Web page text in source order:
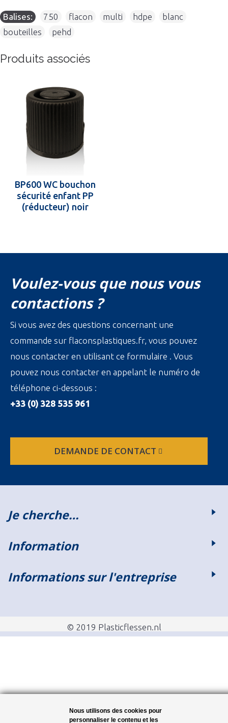
Balises: 750 flacon multi hdpe blanc
bouteilles
pehd
Produits associés
BP600 WC bouchon
sécurité enfant PP
(réducteur) noir
Voulez-vous que nous vous
contactions ?
Si vous avez des questions concernant une
commande sur flaconsplastiques.fr, vous pouvez
nous contacter en utilisant ce formulaire . Vous
pouvez nous contacter en appelant le numéro de
téléphone ci-dessous :
+33 (0) 328 535 961
DEMANDE DE CONTACT
Je cherche…
Information
Informations sur l'entreprise
© 2019 Plasticflessen.nl
Nous utilisons des cookies pour
personnaliser le contenu et les